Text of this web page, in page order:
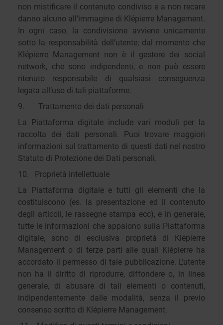
non mistificare il contenuto condiviso e a non recare
danno alcuno all’immagine di Klépierre Management.
In ogni caso, la condivisione avviene unicamente
sotto la responsabilità dell’utente; dal momento che
Klépierre Management non è il gestore dei social
network, che sono indipendenti, e non può essere
ritenuto responsabile di qualsiasi conseguenza
legata all’uso di tali piattaforme.
9. Trattamento dei dati personali
La Piattaforma digitale include vari moduli per la
raccolta dei dati personali. Puoi trovare maggiori
informazioni sul trattamento di questi dati nel nostro
Statuto di Protezione dei Dati personali.
10. Proprietà intellettuale
La Piattaforma digitale e tutti gli elementi che la
costituiscono (es. la presentazione ed il contenuto
degli articoli, le rassegne stampa ecc), e in generale,
tutte le informazioni che appaiono sulla Piattaforma
digitale, sono di esclusiva proprietà di Klépierre
Management o di terze parti alle quali Klépierre ha
accordato il permesso di tale pubblicazione. L’utente
non ha il diritto di riprodurre, diffondere o, in linea
generale, di abusare di tali elementi o contenuti,
indipendentemente dalle modalità, senza il previo
consenso scritto di Klépierre Management.